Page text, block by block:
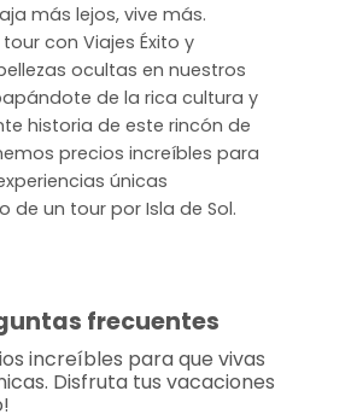
más lejos, vive más.
con Viajes Éxito y
ocultas en nuestros
de la rica cultura y
historia de este rincón de
precios increíbles para
únicas
de un tour por Isla de Sol.
frecuentes
increíbles para que vivas
Disfruta tus vacaciones